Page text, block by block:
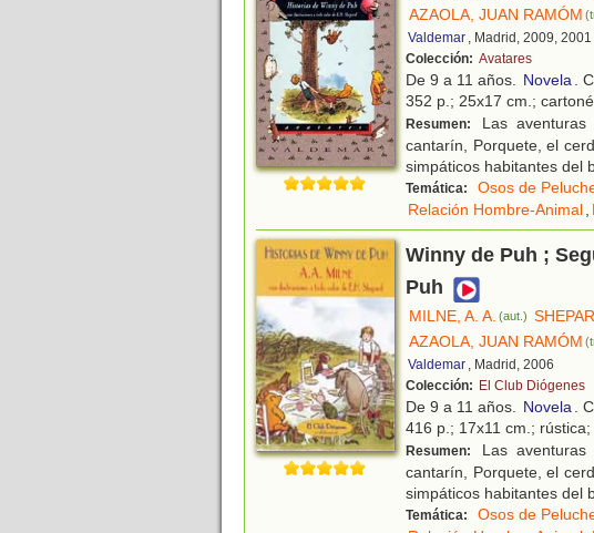
AZAOLA, JUAN RAMÓM
Valdemar , Madrid, 2009, 2001
Colección: Avatares
De 9 a 11 años. Novela.
352 p.; 25x17 cm.;
Resumen:
Las
cantarín, Porquete, el
simpáticos habitantes del
Temática: Osos de
Relación Hombre-Animal,
Winny de Puh ;
Puh
MILNE, A. A. (aut.)
AZAOLA, JUAN RAMÓM
Valdemar , Madrid, 2006
Colección: El Club Diógenes
De 9 a 11 años. Novela.
416 p.; 17x11 cm.; rústica;
Resumen:
Las
cantarín, Porquete, el
simpáticos habitantes del
Temática: Osos de